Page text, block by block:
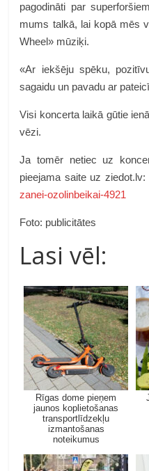
pagodināti par
mums talkā, lai kopā mēs
Wheel» mūziķi.
«Ar iekšēju spēku,
sagaidu un pavadu ar
Visi koncerta laikā gūtie
vēzi.
Ja tomēr netiec uz
pieejama saite uz ziedot.lv:
zanei-ozolinbeikai-4921
Foto: publicitātes
Lasi vēl:
Rīgas dome pieņem
jaunos koplietošanas
transportlīdzekļu
izmantošanas
noteikumus